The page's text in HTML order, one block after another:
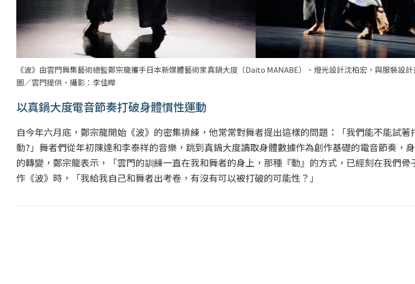
《波》由雲門舞集藝術總監鄭宗龍攜手日本新媒體藝術家真鍋大度（Daito MANABE）、燈光設計沈柏宏，與服裝設計
圖／雲門提供、攝影：李佳曄
以真鍋大度電音節奏打破身體慣性運動
自今年六月底，鄭宗龍開始《波》的密集排練，他常常對舞者提出這樣的問題：「我們能不能試著
動?」舞者們從年初陳達和李泰祥的音樂，跳到真鍋大度讀取身體數據作為創作基礎的電音節奏，
的轉變，鄭宗龍表示，「雲門的訓練一直在我和舞者的身上，那種『動』的方式，已經刻在我們骨
作《波》時，「我給我自己和舞者出考卷，有沒有可以被打破的可能性？」